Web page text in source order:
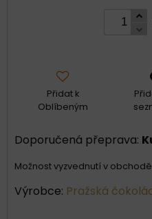
Přidat k
Oblíbeným
Výrobce: Pražská